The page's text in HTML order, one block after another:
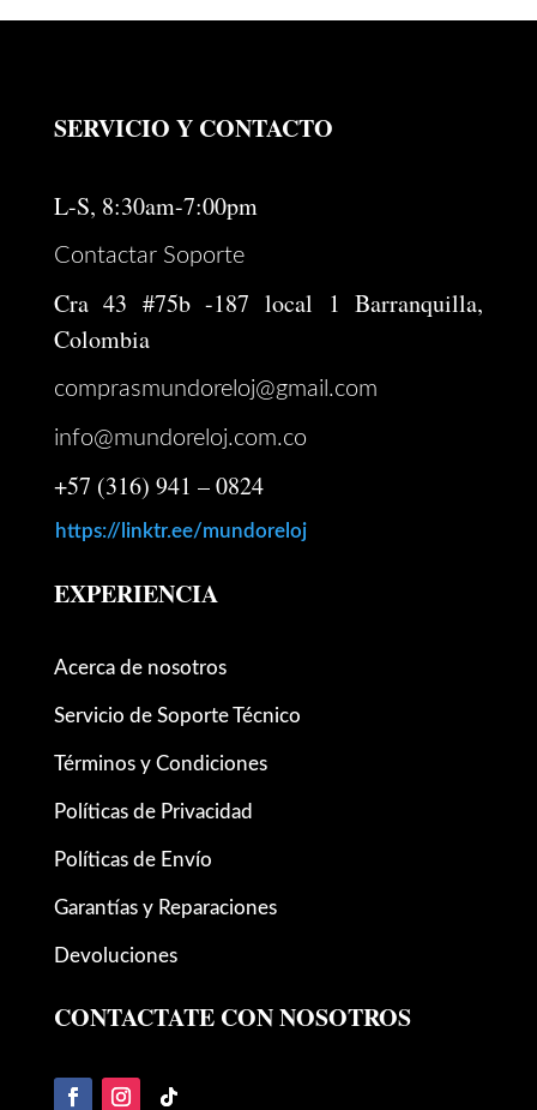
SERVICIO Y CONTACTO
L-S, 8:30am-7:00pm
Contactar Soporte
Cra 43 #75b -187 local 1 Barranquilla,
Colombia
comprasmundoreloj@gmail.com
info@mundoreloj.com.co
+57 (316) 941 – 0824
https://linktr.ee/mundoreloj
EXPERIENCIA
Acerca de nosotros
Servicio de Soporte Técnico
Términos y Condiciones
Políticas de Privacidad
Políticas de Envío
Garantías y Reparaciones
Devoluciones
CONTACTATE CON NOSOTROS